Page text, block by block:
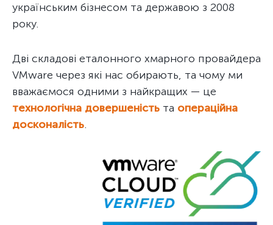
українським бізнесом та державою з 2008
року.
Дві складові еталонного хмарного провайдера
VMware через які нас обирають, та чому ми
вважаємося одними з найкращих — це
технологічна довершеність та операційна
досконалість.